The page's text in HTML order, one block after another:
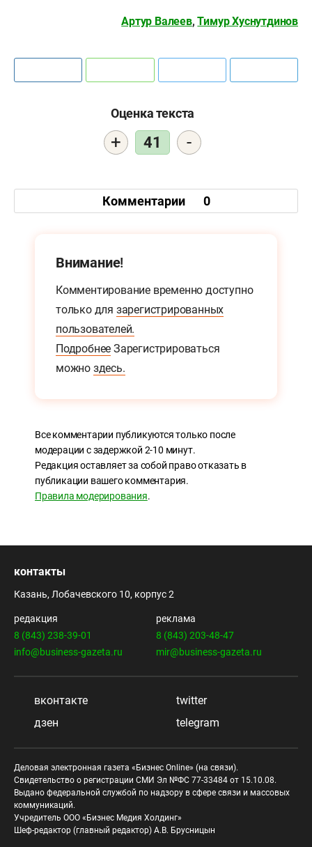
Артур Валеев,Тимур Хуснутдинов
Оценка текста
+ 41 -
Комментарии 0
Внимание!
Комментирование временно доступно
только для зарегистрированных
пользователей.
Подробнее Зарегистрироваться
можно здесь.
Все комментарии публикуются только после
модерации с задержкой 2-10 минут.
Редакция оставляет за собой право отказать в
публикации вашего комментария.
Правила модерирования.
контакты
Казань, Лобачевского 10, корпус 2
редакция
8 (843) 238-39-01
info@business-gazeta.ru
реклама
8 (843) 203-48-47
mir@business-gazeta.ru
вконтакте
twitter
дзен
telegram
Деловая электронная газета «Бизнес Online» (на связи).
Свидетельство о регистрации СМИ Эл №ФС 77-33484 от 15.10.08.
Выдано федеральной службой по надзору в сфере связи и массовых
коммуникаций.
Учредитель ООО «Бизнес Медия Холдинг»
Шеф-редактор (главный редактор) А.В. Брусницын